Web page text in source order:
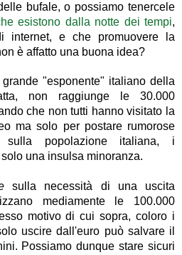
bufale, o possiamo tenercele
esistono dalla notte dei tempi,
internet, e che promuovere la
è affatto una buona idea?
"esponente" italiano della
non raggiunge le 30.000
che non tutti hanno visitato la
ma solo per postare rumorose
sulla popolazione italiana, i
una insulsa minoranza.
sulla necessità di una uscita
mediamente le 100.000
motivo di cui sopra, coloro i
uscire dall'euro può salvare il
Possiamo dunque stare sicuri